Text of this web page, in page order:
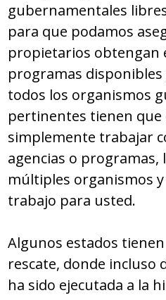
gubernamentales
para que podamos
propietarios obtengan
programas
todos los organismos
pertinentes tienen que
simplemente trabajar
agencias o
múltiples organismos
trabajo para usted.
Algunos estados
rescate, donde incluso
ha sido ejecutada a la